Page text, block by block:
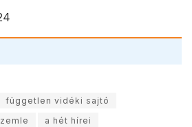
független vidéki sajtó
a hét hírei